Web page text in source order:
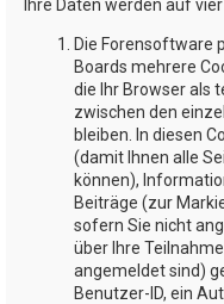
Ihre Daten werden auf
Die Forensoftware
Boards mehrere
die Ihr Browser als
zwischen den
bleiben. In diesen
(damit Ihnen alle
können),
Beiträge (zur
sofern Sie nicht
über Ihre
angemeldet sind)
Benutzer-ID, ein